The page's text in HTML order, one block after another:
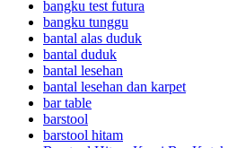
bangku test futura
bangku tunggu
bantal alas duduk
bantal duduk
bantal lesehan
bantal lesehan dan karpet
bar table
barstool
barstool hitam